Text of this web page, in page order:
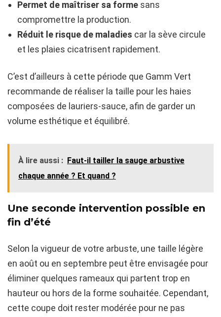
Permet de maîtriser sa forme sans
compromettre la production.
Réduit le risque de maladies car la sève circule
et les plaies cicatrisent rapidement.
C’est d’ailleurs à cette période que Gamm Vert
recommande de réaliser la taille pour les haies
composées de lauriers-sauce, afin de garder un
volume esthétique et équilibré.
À lire aussi : Faut-il tailler la sauge arbustive
chaque année ? Et quand ?
Une seconde intervention possible en
fin d’été
Selon la vigueur de votre arbuste, une taille légère
en août ou en septembre peut être envisagée pour
éliminer quelques rameaux qui partent trop en
hauteur ou hors de la forme souhaitée. Cependant,
cette coupe doit rester modérée pour ne pas